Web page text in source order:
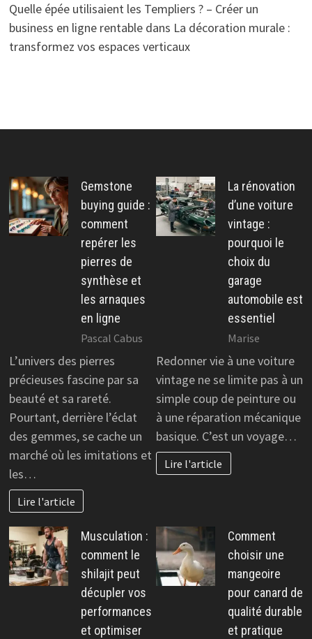
Quelle épée utilisaient les Templiers ? – Créer un
business en ligne rentabledans La décoration murale :
transformez vos espaces verticaux
Gemstone
buying guide :
comment
repérer les
pierres de
synthèse et
les arnaques
en ligne
Pascal Cabus
L’univers des pierres
précieuses fascine par sa
beauté et sa rareté.
Pourtant, derrière l’éclat
des gemmes, se cache un
marché où les imitations et
les…
Lire l'article
La rénovation
d’une voiture
vintage :
pourquoi le
choix du
garage
automobile est
essentiel
Marise
Redonner vie à une voiture
vintage ne se limite pas à un
simple coup de peinture ou
à une réparation mécanique
basique. C’est un voyage…
Lire l'article
Musculation :
comment le
shilajit peut
décupler vos
performances
et optimiser
Comment
choisir une
mangeoire
pour canard de
qualité durable
et pratique